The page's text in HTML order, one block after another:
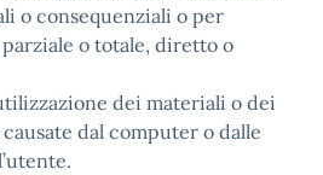
o consequenziali o per
o totale, diretto o
dei materiali o dei
dal computer o dalle